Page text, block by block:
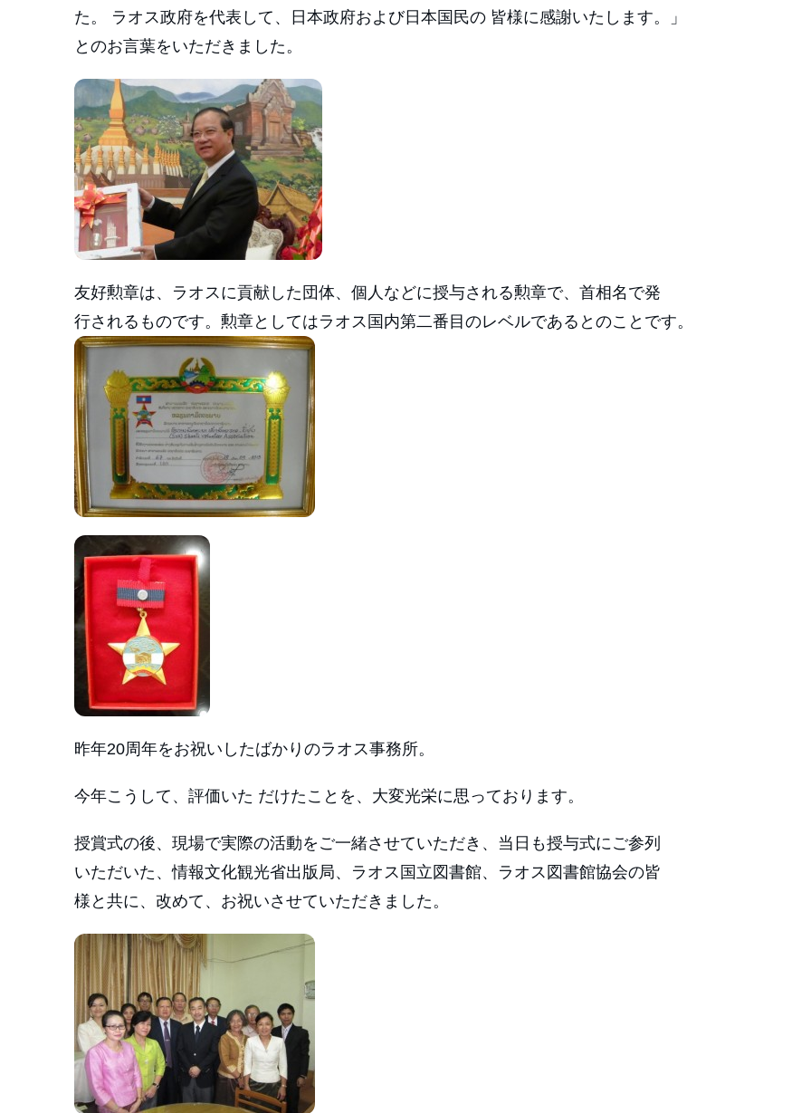
た。 ラオス政府を代表して、日本政府および日本国民の 皆様に感謝いたします。」
とのお言葉をいただきました。
友好勲章は、ラオスに貢献した団体、個人などに授与される勲章で、首相名で発
行されるものです。勲章としてはラオス国内第二番目のレベルであるとのことです。
昨年20周年をお祝いしたばかりのラオス事務所。
今年こうして、評価いた だけたことを、大変光栄に思っております。
授賞式の後、現場で実際の活動をご一緒させていただき、当日も授与式にご参列
いただいた、情報文化観光省出版局、ラオス国立図書館、ラオス図書館協会の皆
様と共に、改めて、お祝いさせていただきました。